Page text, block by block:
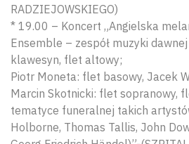
RADZIEJOWSKIEGO)
* 19.00 – Koncert „Angielska
Ensemble – zespół muzyki
klawesyn, flet altowy;
Piotr Moneta: flet basowy, Jacek
Marcin Skotnicki: flet sopranowy,
tematyce funeralnej takich
Holborne, Thomas Tallis, John